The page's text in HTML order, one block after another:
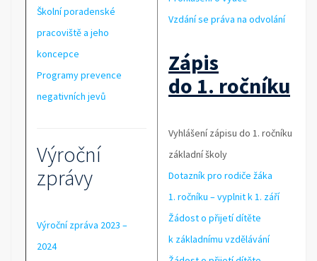
Školní poradenské
pracoviště a jeho
koncepce
Programy prevence
negativních jevů
Výroční
zprávy
Výroční zpráva 2023 –
2024
Vzdání se práva na odvolání
Zápis
do 1. ročníku
Vyhlášení zápisu do 1. ročníku
základní školy
Dotazník pro rodiče žáka
1. ročníku – vyplnit k 1. září
Žádost o přijetí dítěte
k základnímu vzdělávání